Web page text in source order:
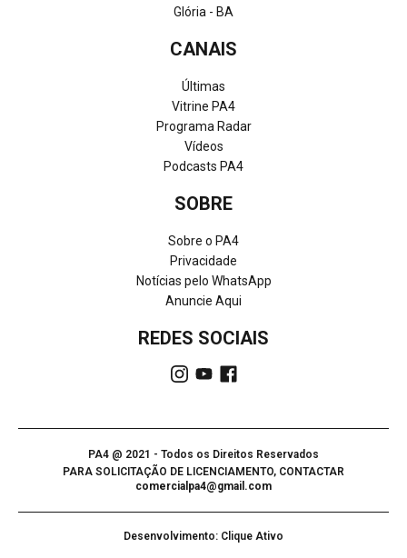
Glória - BA
CANAIS
Últimas
Vitrine PA4
Programa Radar
Vídeos
Podcasts PA4
SOBRE
Sobre o PA4
Privacidade
Notícias pelo WhatsApp
Anuncie Aqui
REDES SOCIAIS
PA4 @ 2021 - Todos os Direitos Reservados
PARA SOLICITAÇÃO DE LICENCIAMENTO, CONTACTAR
comercialpa4@gmail.com
Desenvolvimento: Clique Ativo